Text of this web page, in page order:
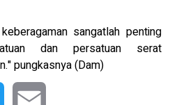
sangatlah penting
dan persatuan serat
pungkasnya (Dam)